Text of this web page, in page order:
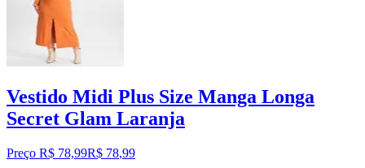
Vestido Midi Plus Size Manga Longa
Secret Glam Laranja
Preço R$ 78,99R$ 78,99